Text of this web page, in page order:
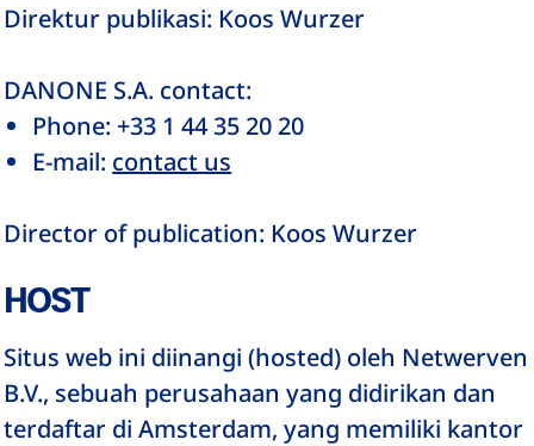
Direktur publikasi: Koos Wurzer
DANONE S.A. contact:
Phone: +33 1 44 35 20 20
E-mail: contact us
Director of publication: Koos Wurzer
HOST
Situs web ini diinangi (hosted) oleh Netwerven
B.V., sebuah perusahaan yang didirikan dan
terdaftar di Amsterdam, yang memiliki kantor